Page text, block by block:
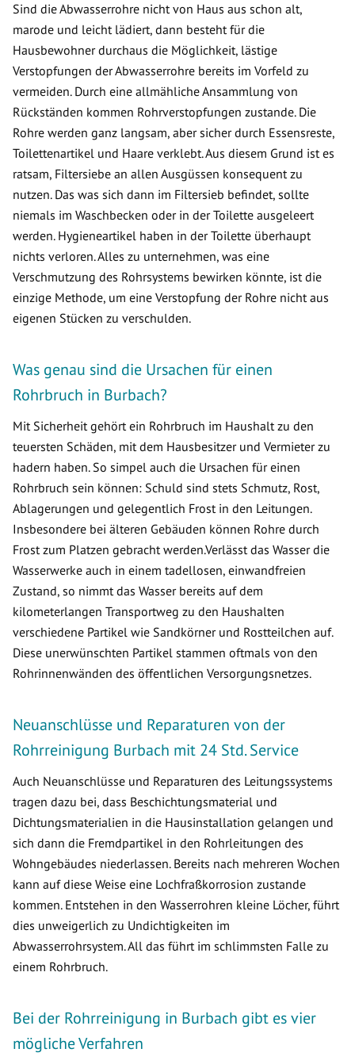
Sind die Abwasserrohre nicht von Haus aus schon alt,
marode und leicht lädiert, dann besteht für die
Hausbewohner durchaus die Möglichkeit, lästige
Verstopfungen der Abwasserrohre bereits im Vorfeld zu
vermeiden. Durch eine allmähliche Ansammlung von
Rückständen kommen Rohrverstopfungen zustande. Die
Rohre werden ganz langsam, aber sicher durch Essensreste,
Toilettenartikel und Haare verklebt. Aus diesem Grund ist es
ratsam, Filtersiebe an allen Ausgüssen konsequent zu
nutzen. Das was sich dann im Filtersieb befindet, sollte
niemals im Waschbecken oder in der Toilette ausgeleert
werden. Hygieneartikel haben in der Toilette überhaupt
nichts verloren. Alles zu unternehmen, was eine
Verschmutzung des Rohrsystems bewirken könnte, ist die
einzige Methode, um eine Verstopfung der Rohre nicht aus
eigenen Stücken zu verschulden.
Was genau sind die Ursachen für einen
Rohrbruch in Burbach?
Mit Sicherheit gehört ein Rohrbruch im Haushalt zu den
teuersten Schäden, mit dem Hausbesitzer und Vermieter zu
hadern haben. So simpel auch die Ursachen für einen
Rohrbruch sein können: Schuld sind stets Schmutz, Rost,
Ablagerungen und gelegentlich Frost in den Leitungen.
Insbesondere bei älteren Gebäuden können Rohre durch
Frost zum Platzen gebracht werden.Verlässt das Wasser die
Wasserwerke auch in einem tadellosen, einwandfreien
Zustand, so nimmt das Wasser bereits auf dem
kilometerlangen Transportweg zu den Haushalten
verschiedene Partikel wie Sandkörner und Rostteilchen auf.
Diese unerwünschten Partikel stammen oftmals von den
Rohrinnenwänden des öffentlichen Versorgungsnetzes.
Neuanschlüsse und Reparaturen von der
Rohrreinigung Burbach mit 24 Std. Service
Auch Neuanschlüsse und Reparaturen des Leitungssystems
tragen dazu bei, dass Beschichtungsmaterial und
Dichtungsmaterialien in die Hausinstallation gelangen und
sich dann die Fremdpartikel in den Rohrleitungen des
Wohngebäudes niederlassen. Bereits nach mehreren Wochen
kann auf diese Weise eine Lochfraßkorrosion zustande
kommen. Entstehen in den Wasserrohren kleine Löcher, führt
dies unweigerlich zu Undichtigkeiten im
Abwasserrohrsystem. All das führt im schlimmsten Falle zu
einem Rohrbruch.
Bei der Rohrreinigung in Burbach gibt es vier
mögliche Verfahren